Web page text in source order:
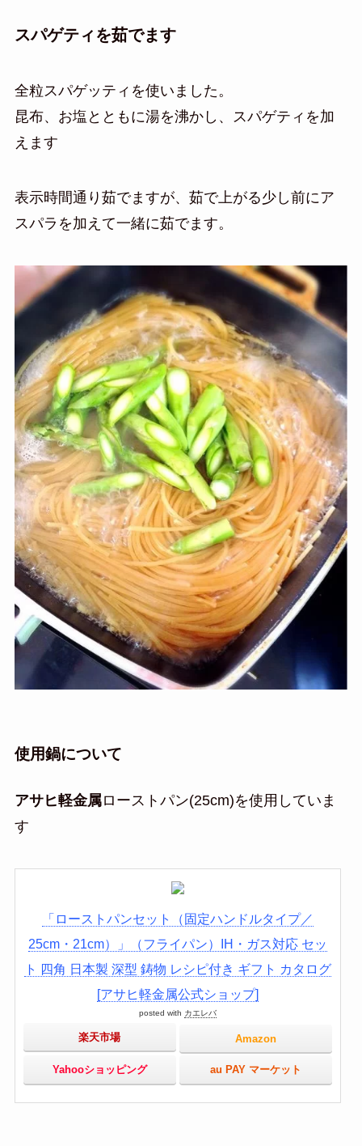
スパゲティを茹でます
全粒スパゲッティを使いました。
昆布、お塩とともに湯を沸かし、スパゲティを加
えます
表示時間通り茹でますが、茹で上がる少し前にア
スパラを加えて一緒に茹でます。
使用鍋について
アサヒ軽金属ローストパン(25cm)を使用していま
す
「ローストパンセット（固定ハンドルタイプ／
25cm・21cm）」（フライパン）IH・ガス対応 セッ
ト 四角 日本製 深型 鋳物 レシピ付き ギフト カタログ
[アサヒ軽金属公式ショップ]
posted with カエレバ
楽天市場 Amazon
Yahooショッピング au PAY マーケット